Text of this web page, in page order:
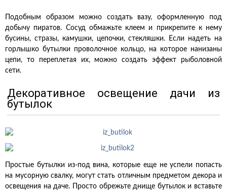
Подобным образом можно создать вазу, оформленную под
добычу пиратов. Сосуд обмажьте клеем и прикрепите к нему
бусины, стразы, камушки, цепочки, стекляшки. Если надеть на
горлышко бутылки проволочное кольцо, на которое нанизаны
цепи, то переплетая их, можно создать эффект рыболовной
сети.
Декоративное освещение дачи из
бутылок
Простые бутылки из-под вина, которые еще не успели попасть
на мусорную свалку, могут стать отличным предметом декора и
освещения на даче. Просто обрежьте днище бутылок и вставьте